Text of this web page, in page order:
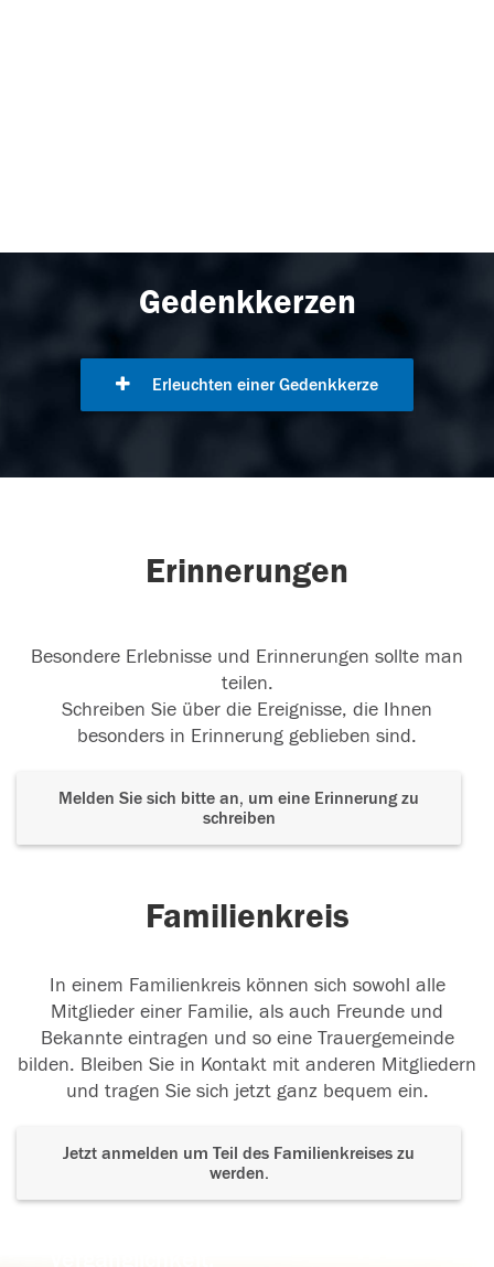
Gedenkkerzen
Erleuchten einer Gedenkkerze
Erinnerungen
Besondere Erlebnisse und Erinnerungen sollte man
teilen.
Schreiben Sie über die Ereignisse, die Ihnen
besonders in Erinnerung geblieben sind.
Melden Sie sich bitte an, um eine Erinnerung zu
schreiben
Familienkreis
In einem Familienkreis können sich sowohl alle
Mitglieder einer Familie, als auch Freunde und
Bekannte eintragen und so eine Trauergemeinde
bilden. Bleiben Sie in Kontakt mit anderen Mitgliedern
und tragen Sie sich jetzt ganz bequem ein.
Jetzt anmelden um Teil des Familienkreises zu
werden.